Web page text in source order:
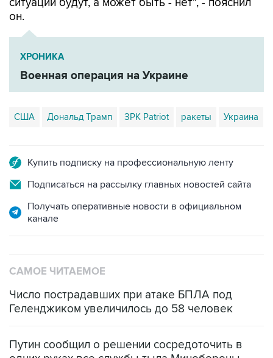
ХРОНИКА
Военная операция на Украине
США Дональд Трамп ЗРК Patriot ракеты Украина
Подписаться на рассылку главных новостей сайта
Получать оперативные новости в официальном
канале
Число пострадавших при атаке БПЛА под
Путин сообщил о решении сосредоточить в